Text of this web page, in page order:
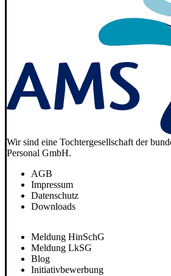
Wir sind eine Tochtergesellschaft der
Personal GmbH.
AGB
Impressum
Datenschutz
Downloads
Meldung HinSchG
Meldung LkSG
Blog
Initiativbewerbung